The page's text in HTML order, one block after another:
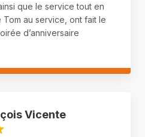
que le service tout en
au service, ont fait le
d’anniversaire
Vicente